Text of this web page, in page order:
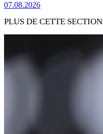
07.08.2026
PLUS DE CETTE SECTION